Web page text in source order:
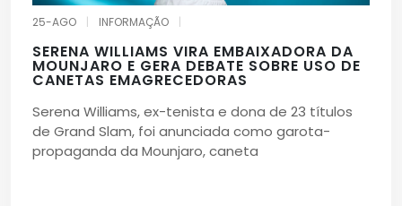
25-AGO INFORMAÇÃO
SERENA WILLIAMS VIRA EMBAIXADORA DA
MOUNJARO E GERA DEBATE SOBRE USO DE
CANETAS EMAGRECEDORAS
Serena Williams, ex-tenista e dona de 23 títulos
de Grand Slam, foi anunciada como garota-
propaganda da Mounjaro, caneta